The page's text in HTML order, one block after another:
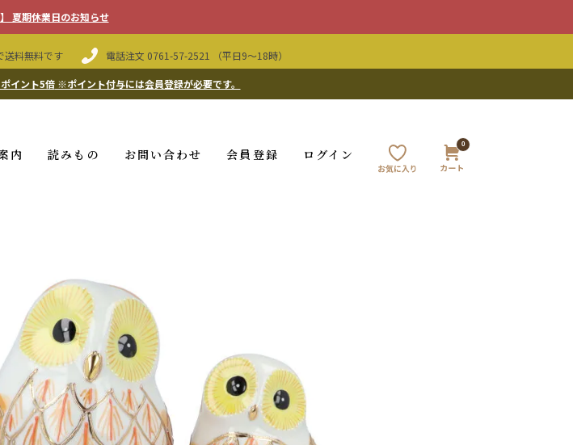
】 夏期休業日のお知らせ
送料無料です 電話注文 0761-57-2521 （平日9〜18時）
イント5倍※ポイント付与には会員登録が必要です。
内 読みもの お問い合わせ 会員登録 ログイン
0